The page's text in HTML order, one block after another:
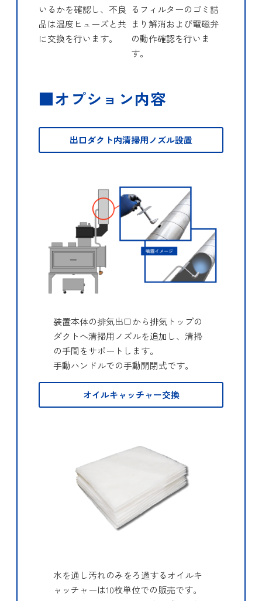
いるかを確認し、不良
品は温度ヒューズと共
に交換を行います。
るフィルターのゴミ詰
まり解消および電磁弁
の動作確認を行いま
す。
■オプション内容
出口ダクト内清掃用ノズル設置
装置本体の排気出口から排気トップの
ダクトへ清掃用ノズルを追加し、清掃
の手間をサポートします。
手動ハンドルでの手動開閉式です。
オイルキャッチャー交換
水を通し汚れのみをろ過するオイルキ
ャッチャーは10枚単位での販売です。